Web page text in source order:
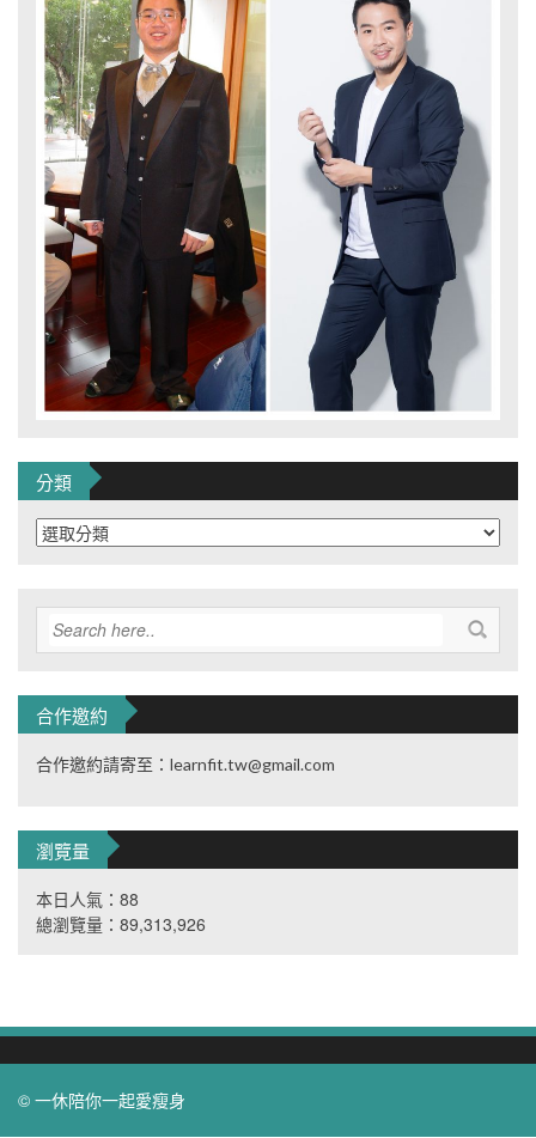
分類
分
類
合作邀約
合作邀約請寄至：learnfit.tw@gmail.com
瀏覽量
本日人氣：88
總瀏覽量：89,313,926
© 一休陪你一起愛瘦身